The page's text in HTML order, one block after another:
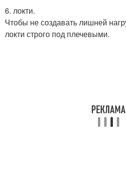
6. локти.
Чтобы не создавать лишней
локти строго под плечевыми.